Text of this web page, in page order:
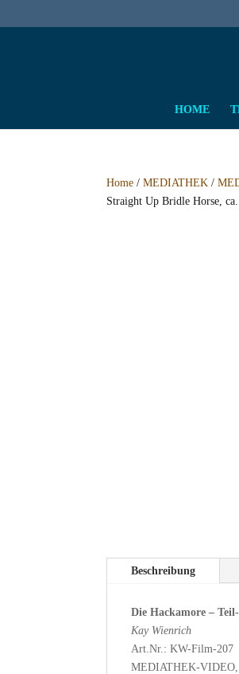
HOME
Home /MEDIATHEK /
Straight Up Bridle Horse,
Beschreibung
Die Hackamore –
Kay Wienrich
Art.Nr.: KW-Film-207
MEDIATHEK-VIDEO,